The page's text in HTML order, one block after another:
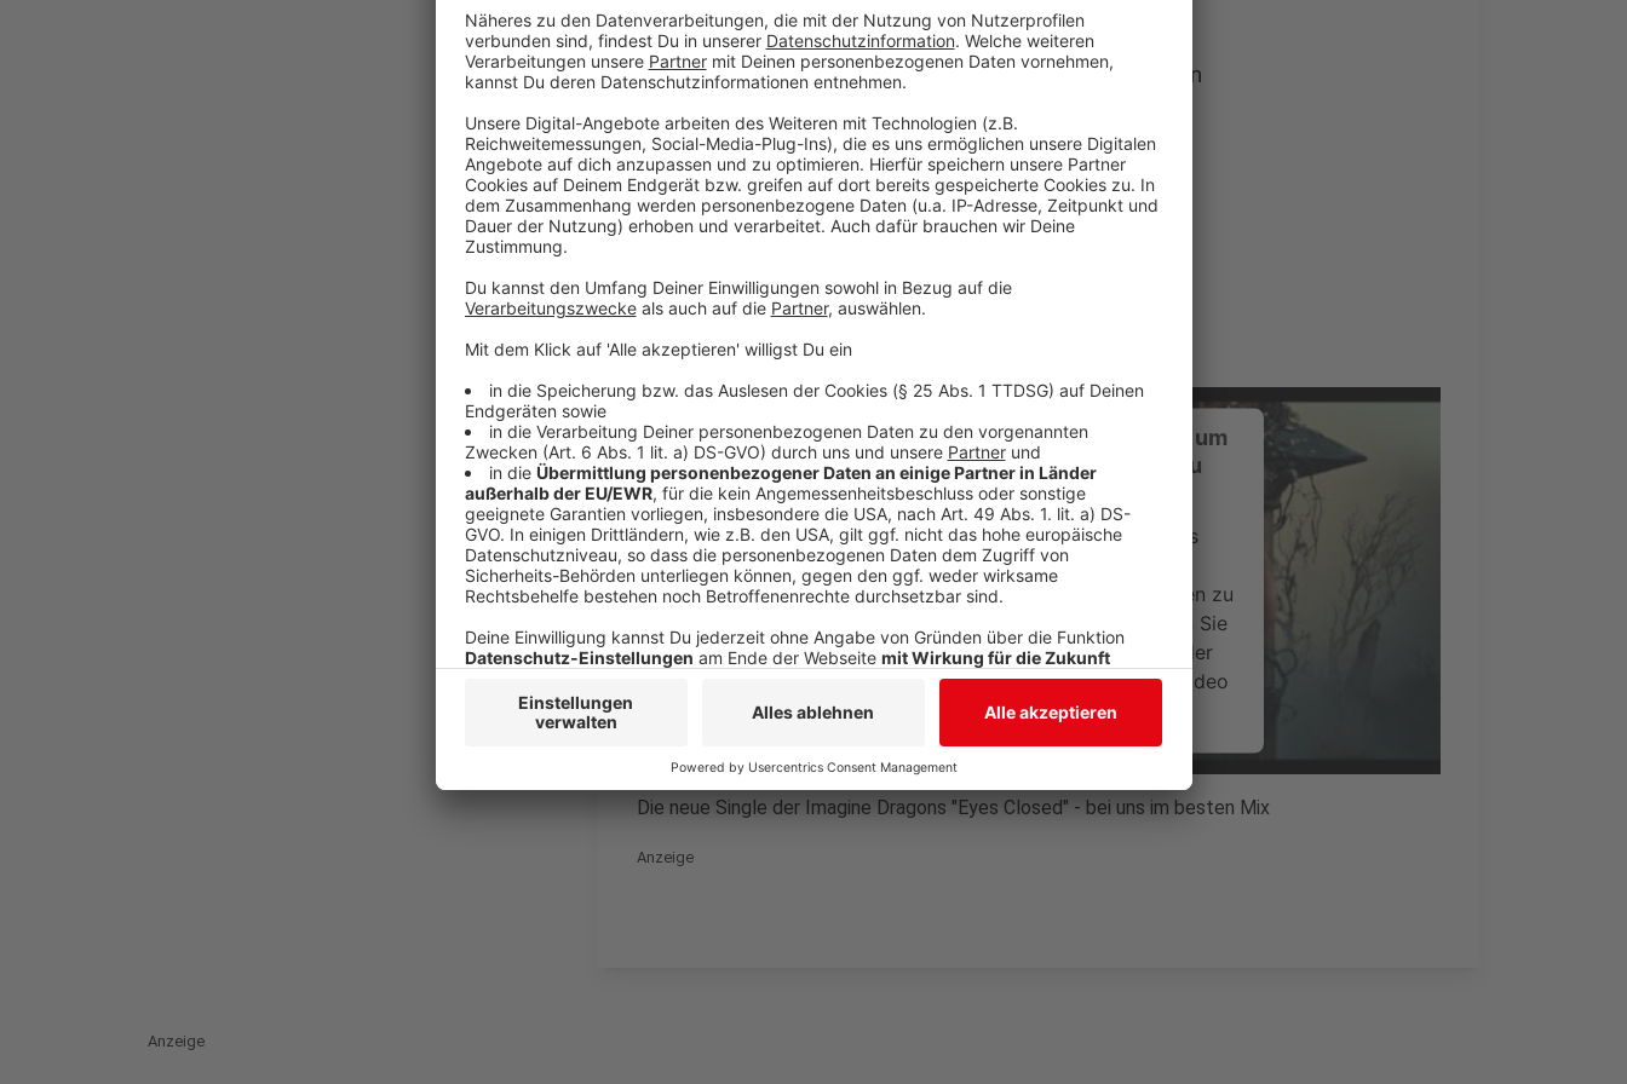
Das neue Album von Imagine Dragons zum Durchhören
Anzeige
Die Single "Eyes Closed" von Imagine Dragons
Anzeige
Wir benötigen Ihre Zustimmung, um
den YouTube Video-Service zu
laden!
Wir verwenden einen Service eines
Drittanbieters, um Videoinhalte
einzubetten. Dieser Service kann Daten zu
Ihren Aktivitäten sammeln. Bitte lesen Sie
die Details durch und stimmen Sie der
Nutzung des Service zu, um dieses Video
anzusehen.
Akzeptieren
Die neue Single der Imagine Dragons "Eyes Closed" - bei uns im besten Mix
Anzeige
Anzeige